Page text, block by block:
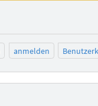
anmelden